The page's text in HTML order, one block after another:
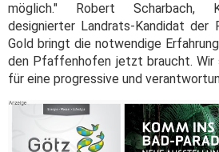
möglich." Robert Scharbach,
designierter Landrats-Kandidat der
Gold bringt die notwendige
den Pfaffenhofen jetzt braucht. Wir
für eine progressive und